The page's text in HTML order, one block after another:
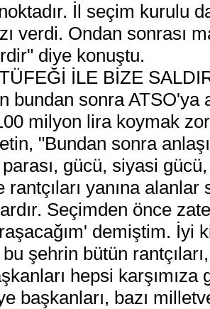
İl seçim kurulu
verdi. Ondan sonrası
diye konuştu.
İLE BİZE
bundan sonra ATSO'ya
milyon lira koymak
"Bundan sonra
gücü, siyasi
rantçıları yanına alanlar
Seçimden önce
demiştim. İyi
şehrin bütün
hepsi karşımıza
başkanları, bazı